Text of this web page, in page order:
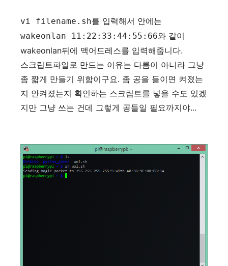
vi filename.sh를 입력해서 안에는
wakeonlan 11:22:33:44:55:66와 같이
wakeonlan뒤에 맥어드레스를 입력해줍니다.
스크립트파일로 만드는 이유는 다름이 아니라 그냥
좀 짧게 만들기 위함이구요. 좀 공을 들이면 켜졌는
지 안켜졌는지 확인하는 스크립트를 넣을 수도 있겠
지만 그냥 쓰는 건데 그렇게 공들일 필요까지야...